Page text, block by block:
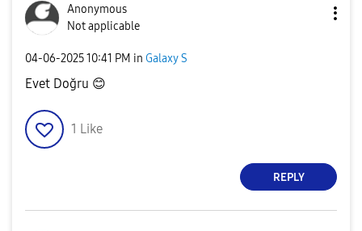
Anonymous
Not applicable
‎04-06-202510:41 PM in Galaxy S
Evet Doğru 😊
1 Like
REPLY